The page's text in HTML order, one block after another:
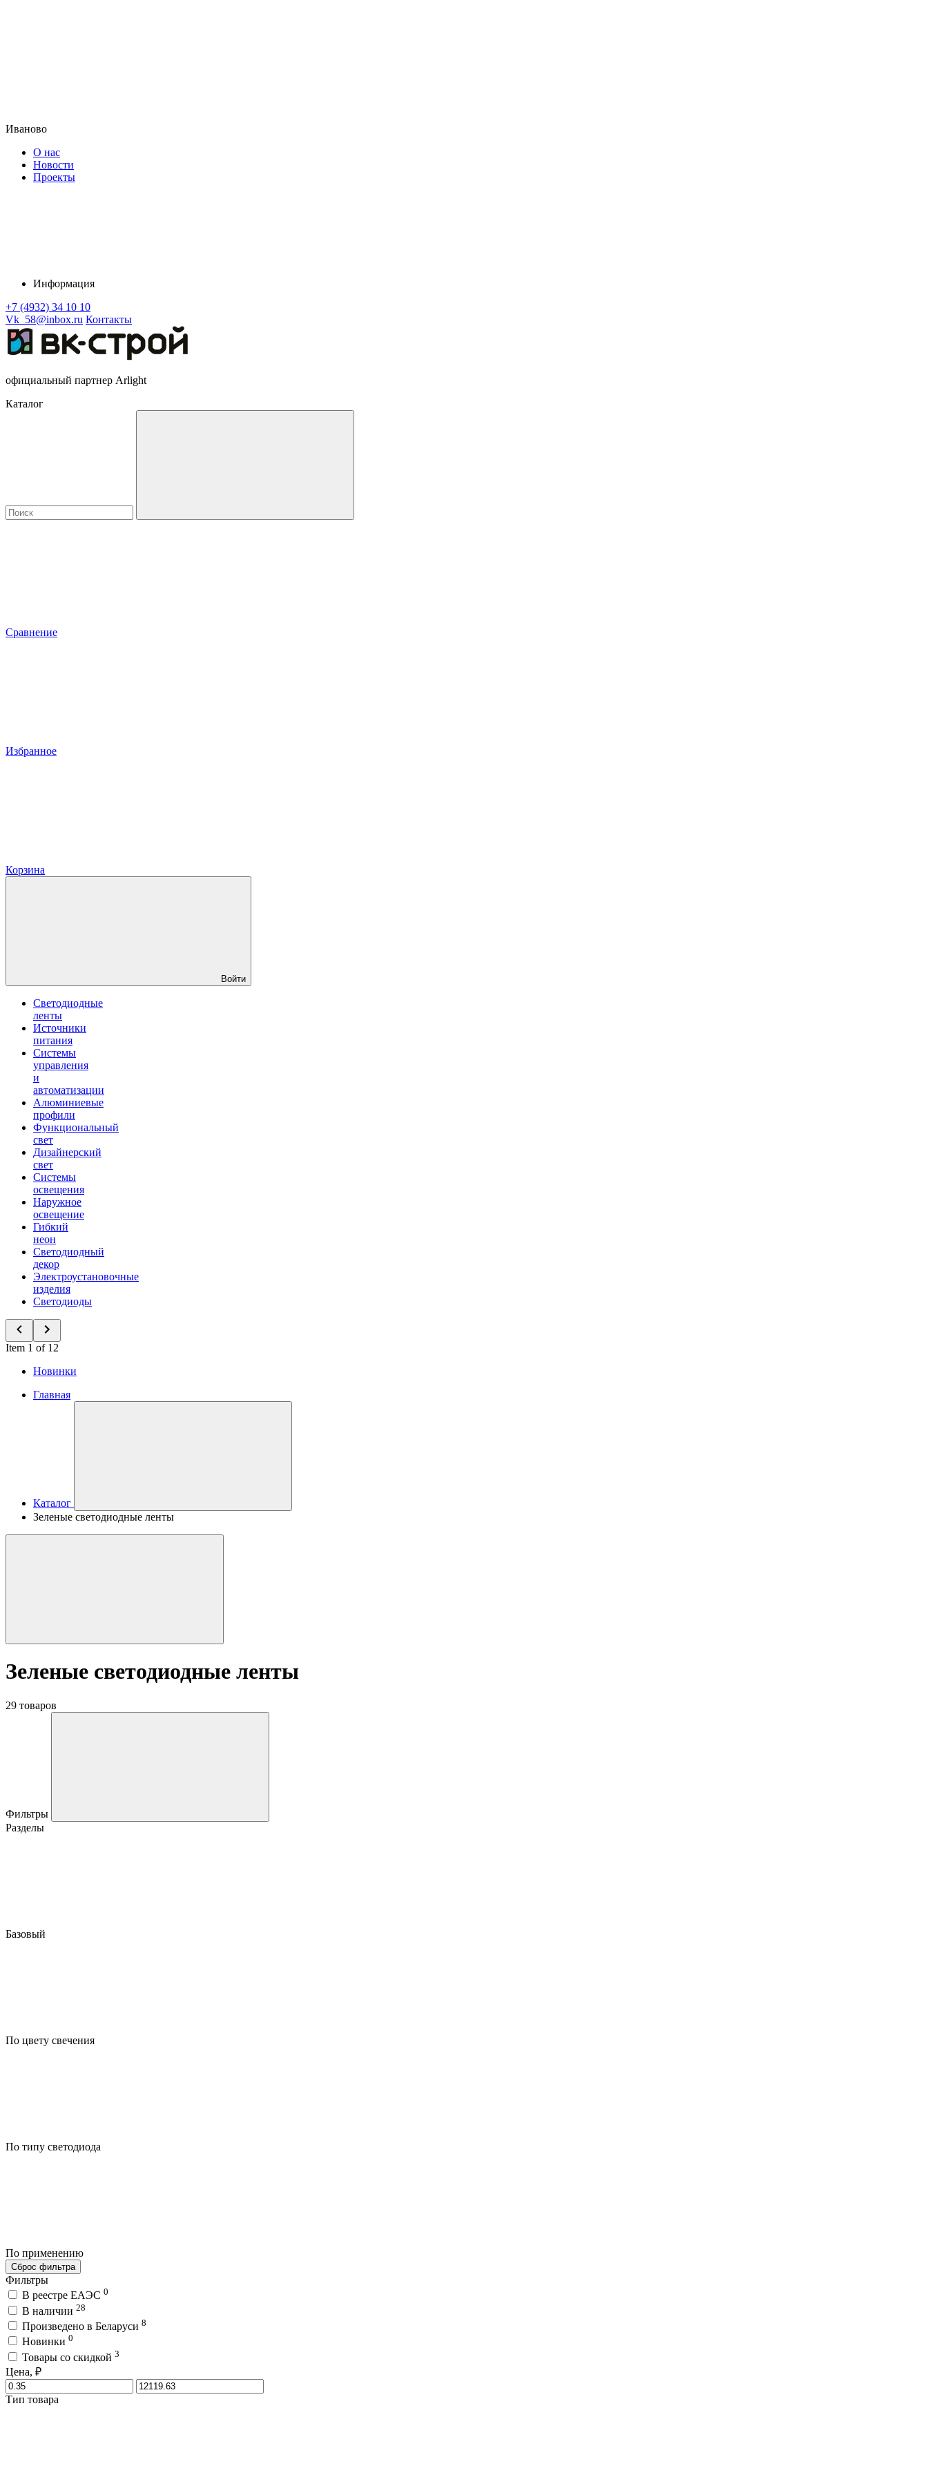
Иваново
О нас
Новости
Проекты
Информация
+7 (4932) 34 10 10
Vk_58@inbox.ru Контакты
официальный партнер Arlight
Каталог
Сравнение
Избранное
Корзина
Войти
Светодиодные
ленты
Источники
питания
Системы
управления
и
автоматизации
Алюминиевые
профили
Функциональный
свет
Дизайнерский
свет
Системы
освещения
Наружное
освещение
Гибкий
неон
Светодиодный
декор
Электроустановочные
изделия
Светодиоды
Item 1 of 12
Новинки
Главная
Каталог
Зеленые светодиодные ленты
Зеленые светодиодные ленты
29 товаров
Фильтры
Разделы
Базовый
По цвету свечения
По типу светодиода
По применению
Сброс фильтра
Фильтры
В реестре ЕАЭС 0
В наличии 28
Произведено в Беларуси 8
Новинки 0
Товары со скидкой 3
Цена, ₽
Тип товара